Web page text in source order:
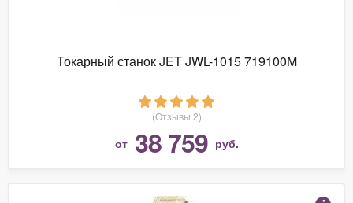
Токарный станок JET JWL-1015 719100M
(Отзывы 2)
от 38 759 руб.